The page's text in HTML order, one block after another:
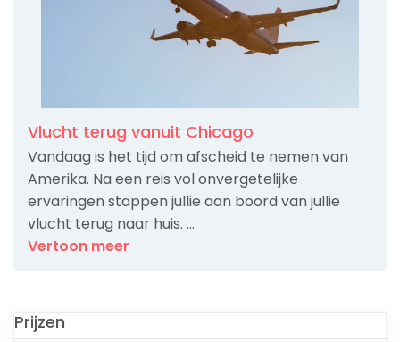
Vlucht terug vanuit Chicago
Vandaag is het tijd om afscheid te nemen van
Amerika. Na een reis vol onvergetelijke
ervaringen stappen jullie aan boord van jullie
vlucht terug naar huis. ...
Vertoon meer
Prijzen